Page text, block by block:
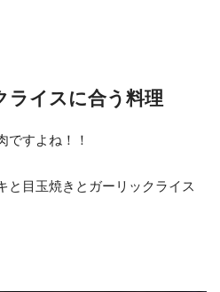
ライスに合う料理
ですよね！！
と目玉焼きとガーリックライス